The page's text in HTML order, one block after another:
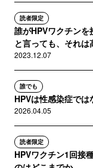
読者限定
誰がHPVワクチン
と言っても、それは
2023.12.07
誰でも
HPVは性感染症では
2026.04.05
読者限定
HPVワクチン1回接